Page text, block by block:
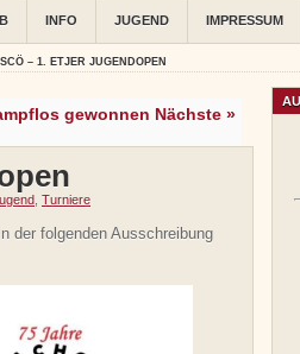
INFO JUGEND IMPRESSUM
– 1. ETJER JUGENDOPEN
gewonnen Nächste »
Turniere
der folgenden Ausschreibung